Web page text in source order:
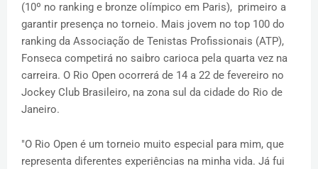
(10º no ranking e bronze olímpico em Paris), primeiro a
garantir presença no torneio. Mais jovem no top 100 do
ranking da Associação de Tenistas Profissionais (ATP),
Fonseca competirá no saibro carioca pela quarta vez na
carreira. O Rio Open ocorrerá de 14 a 22 de fevereiro no
Jockey Club Brasileiro, na zona sul da cidade do Rio de
Janeiro.
"O Rio Open é um torneio muito especial para mim, que
representa diferentes experiências na minha vida. Já fui